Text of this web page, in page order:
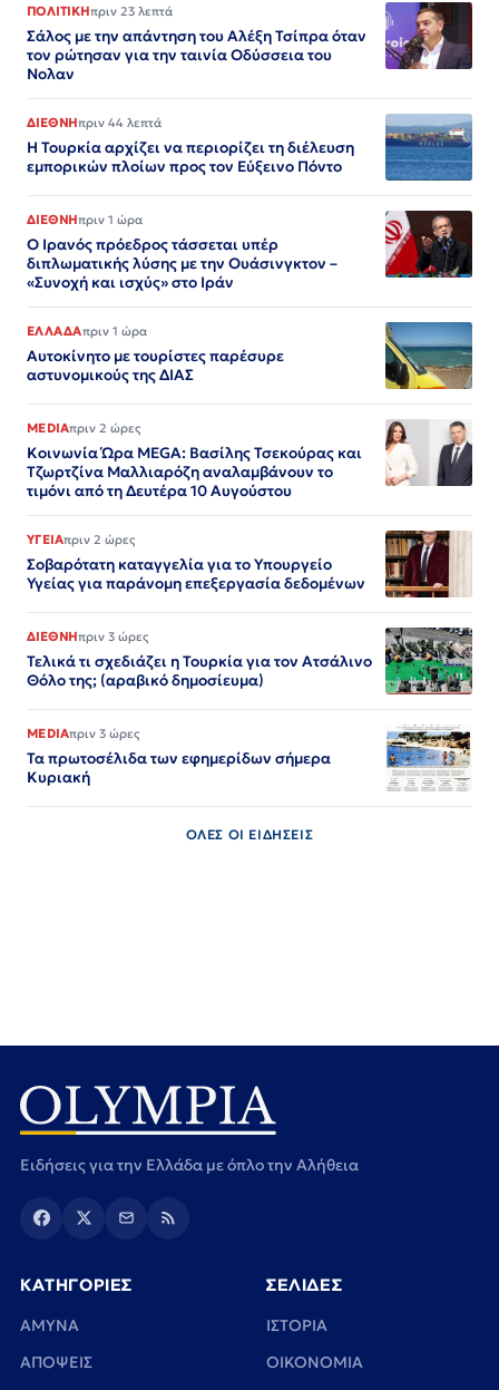
ΠΟΛΙΤΙΚΗπριν 23 λεπτά
Σάλος με την απάντηση του Αλέξη Τσίπρα όταν
τον ρώτησαν για την ταινία Οδύσσεια του
Νολαν
ΔΙΕΘΝΗπριν 44 λεπτά
Η Τουρκία αρχίζει να περιορίζει τη διέλευση
εμπορικών πλοίων προς τον Εύξεινο Πόντο
ΔΙΕΘΝΗπριν 1 ώρα
Ο Ιρανός πρόεδρος τάσσεται υπέρ
διπλωματικής λύσης με την Ουάσινγκτον –
«Συνοχή και ισχύς» στο Ιράν​​​​​​​​​​​​​​​​​​​​​​​​​​​​​​​​​​​​​​​​​​​​​​​​​​
ΕΛΛΑΔΑπριν 1 ώρα
Αυτοκίνητο με τουρίστες παρέσυρε
αστυνομικούς της ΔΙΑΣ
MEDIAπριν 2 ώρες
Κοινωνία Ώρα MEGA: Βασίλης Τσεκούρας και
Τζωρτζίνα Μαλλιαρόζη αναλαμβάνουν το
τιμόνι από τη Δευτέρα 10 Αυγούστου
ΥΓΕΙΑπριν 2 ώρες
Σοβαρότατη καταγγελία για το Υπουργείο
Υγείας για παράνομη επεξεργασία δεδομένων
ΔΙΕΘΝΗπριν 3 ώρες
Τελικά τι σχεδιάζει η Τουρκία για τον Ατσάλινο
Θόλο της; (αραβικό δημοσίευμα)
MEDIAπριν 3 ώρες
Τα πρωτοσέλιδα των εφημερίδων σήμερα
Κυριακή
ΟΛΕΣ ΟΙ ΕΙΔΗΣΕΙΣ
Ειδήσεις για την Ελλάδα με όπλο την Αλήθεια
ΚΑΤΗΓΟΡΙΕΣ
ΑΜΥΝΑ
ΑΠΟΨΕΙΣ
ΣΕΛΙΔΕΣ
ΙΣΤΟΡΙΑ
ΟΙΚΟΝΟΜΙΑ